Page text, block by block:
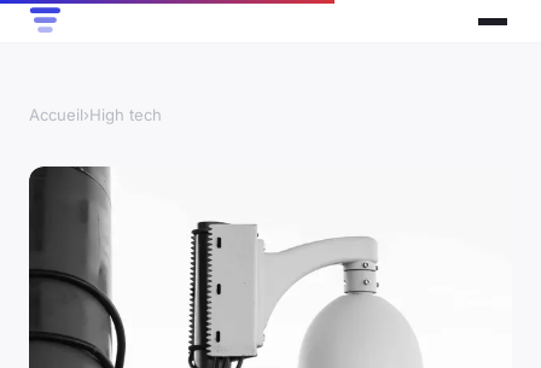
Accueil›High tech